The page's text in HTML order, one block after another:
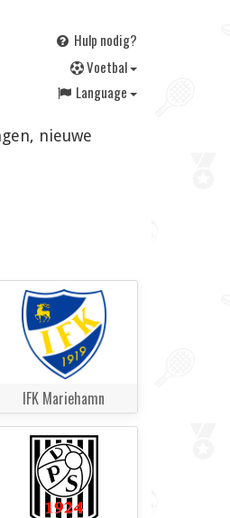
Hulp nodig?
Voetbal
Language
nieuwe
IFK Mariehamn